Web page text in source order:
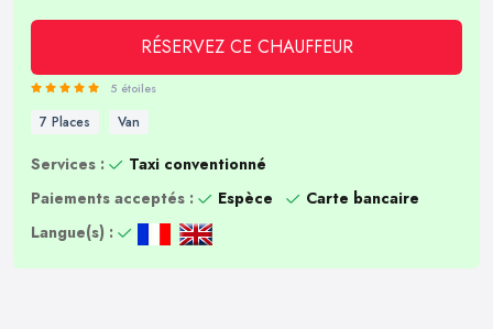
RÉSERVEZ CE CHAUFFEUR
5 étoiles
7 Places Van
Services :
Taxi conventionné
Paiements acceptés :
Espèce
Carte bancaire
Langue(s) :